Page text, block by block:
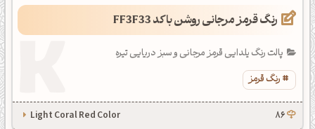
رنگ قرمز مرجانی روشن با کد FF3F33
پالت رنگ یلدایی قرمز مرجانی و سبز دریایی تیره
رنگ قرمز
86
Light Coral Red Color